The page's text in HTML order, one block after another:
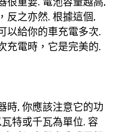
反之亦然. 根據這個,
以給你的車充電多次.
充電時，它是完美的.
時, 你應該注意它的功
特或千瓦為單位. 容